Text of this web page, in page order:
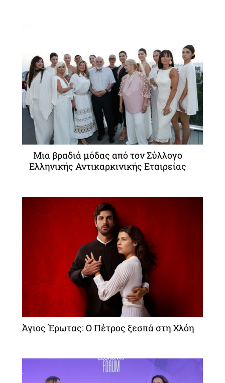
Μια βραδιά μόδας από τον Σύλλογο
Ελληνικής Αντικαρκινικής Εταιρείας
Άγιος Έρωτας: Ο Πέτρος ξεσπά στη Χλόη